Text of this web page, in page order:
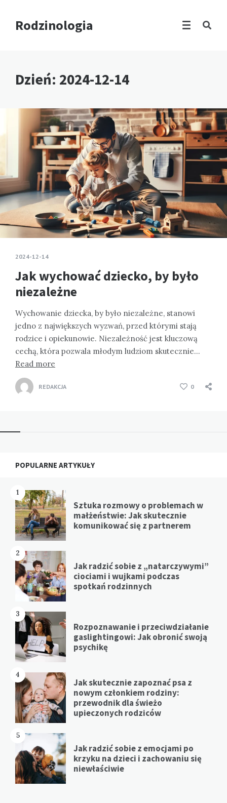
Rodzinologia
Dzień: 2024-12-14
2024-12-14
Jak wychować dziecko, by było
niezależne
Wychowanie dziecka, by było niezależne, stanowi
jedno z największych wyzwań, przed którymi stają
rodzice i opiekunowie. Niezależność jest kluczową
cechą, która pozwala młodym ludziom skutecznie…
Read more
REDAKCJA 0
Widgets
POPULARNE ARTYKUŁY
1
Sztuka rozmowy o problemach w
małżeństwie: Jak skutecznie
komunikować się z partnerem
2
Jak radzić sobie z „natarczywymi”
ciociami i wujkami podczas
spotkań rodzinnych
3
Rozpoznawanie i przeciwdziałanie
gaslightingowi: Jak obronić swoją
psychikę
4
Jak skutecznie zapoznać psa z
nowym członkiem rodziny:
przewodnik dla świeżo
upieczonych rodziców
5
Jak radzić sobie z emocjami po
krzyku na dzieci i zachowaniu się
niewłaściwie